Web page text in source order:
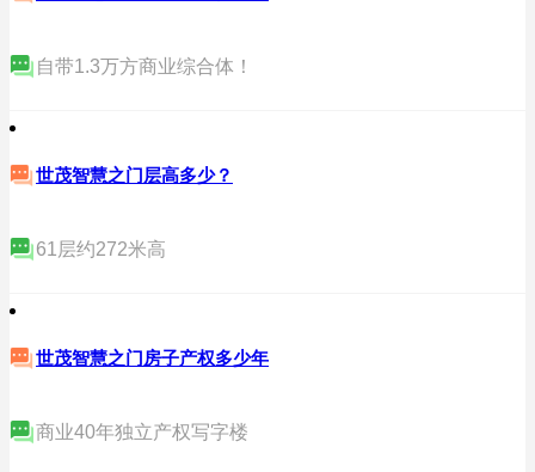
自带1.3万方商业综合体！
世茂智慧之门层高多少？
61层约272米高
世茂智慧之门房子产权多少年
商业40年独立产权写字楼